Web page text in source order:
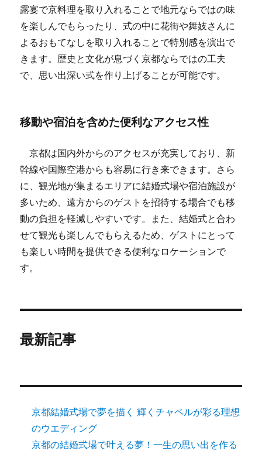
露宴で京料理を取り入れることで地元ならではの味
を楽しんでもらったり、式の中に花街や舞妓さんに
よるおもてなしを取り入れることで特別感を演出で
きます。歴史と文化が息づく京都ならではの工夫
で、思い出深い式を作り上げることが可能です。
移動や宿泊を含めた便利なアクセス性
京都は国内外からのアクセスが充実しており、新
幹線や国際空港からも容易に行き来できます。さら
に、観光地が集まるエリアに結婚式場や宿泊施設が
多いため、遠方からのゲストを招待する場合でも移
動の負担を軽減しやすいです。また、結婚式と合わ
せて観光も楽しんでもらえるため、ゲストにとって
も楽しい時間を提供できる便利なロケーションで
す。
最新記事
京都結婚式場で夢を描く 輝くチャペルが彩る理想
のウエディング
京都の結婚式場で叶える夢！一生の思い出を作る